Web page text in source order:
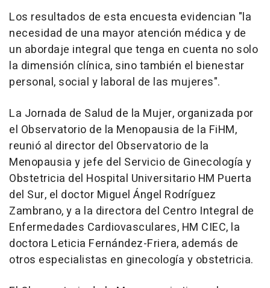
Los resultados de esta encuesta evidencian "la
necesidad de una mayor atención médica y de
un abordaje integral que tenga en cuenta no solo
la dimensión clínica, sino también el bienestar
personal, social y laboral de las mujeres".
La Jornada de Salud de la Mujer, organizada por
el Observatorio de la Menopausia de la FiHM,
reunió al director del Observatorio de la
Menopausia y jefe del Servicio de Ginecología y
Obstetricia del Hospital Universitario HM Puerta
del Sur, el doctor Miguel Ángel Rodríguez
Zambrano, y a la directora del Centro Integral de
Enfermedades Cardiovasculares, HM CIEC, la
doctora Leticia Fernández-Friera, además de
otros especialistas en ginecología y obstetricia.